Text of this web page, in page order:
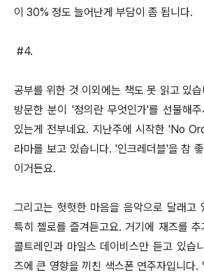
이 30% 정도 늘어난게 부담이 좀 됩니다.
#4.
공부를 위한 것 이외에는 책도 못 읽고 있
방문한 분이 '정의란 무엇인가'를 선물해
있는게 전부네요. 지난주에 시작한 'No
라마를 보고 있습니다. '인크레더블'을 참
이거든요.
그리고는 헛헛한 마음을 음악으로 달래고
특히 첼로를 즐겨듣고요. 거기에 재즈를
콜트레인과 마일스 데이비스만 듣고 있습
즈에 큰 영향을 끼친 색스폰 연주자입니다.